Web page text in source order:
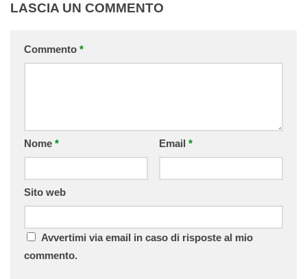
LASCIA UN COMMENTO
Commento *
Nome * Email *
Sito web
Avvertimi via email in caso di risposte al mio
commento.